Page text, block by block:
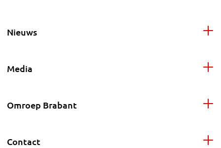
Nieuws
Media
Omroep Brabant
Contact